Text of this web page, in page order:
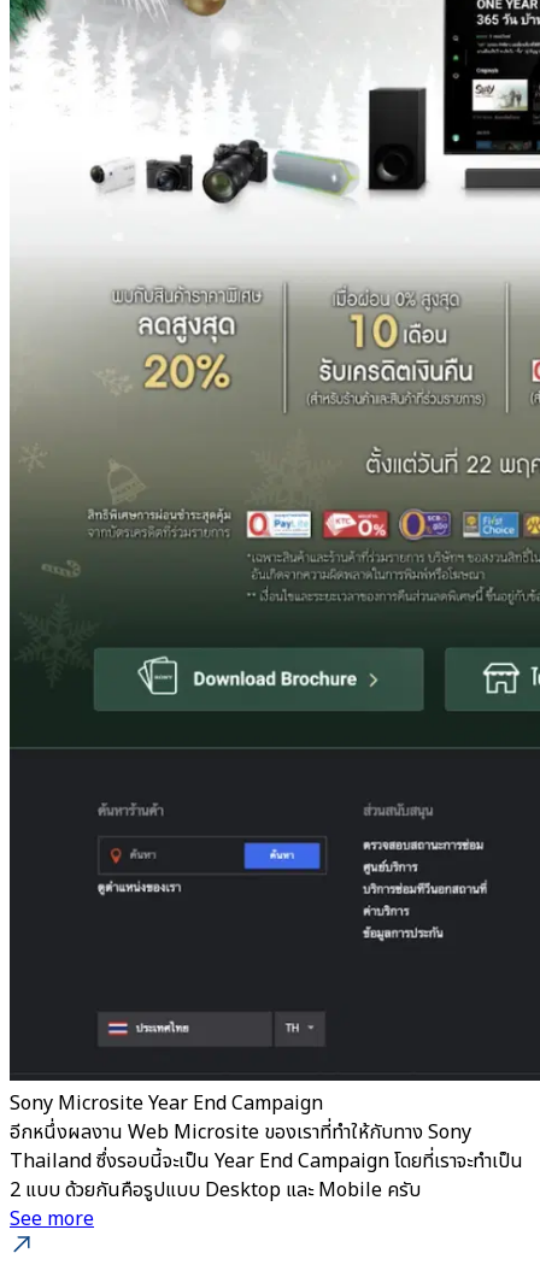
Sony Microsite Year End Campaign
อีกหนึ่งผลงาน Web Microsite ของเราที่ทำให้กับทาง Sony
Thailand ซึ่งรอบนี้จะเป็น Year End Campaign โดยที่เราจะทำเป็น
2 แบบ ด้วยกันคือรูปแบบ Desktop และ Mobile ครับ
See more